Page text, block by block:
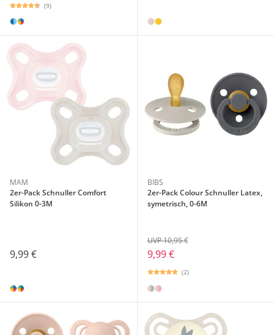
(9)
MAM
2er-Pack Schnuller Comfort
Silikon 0-3M
9,99 €
BIBS
2er-Pack Colour Schnuller Latex,
symetrisch, 0-6M
9,99 €
UVP 10,95 €
(2)